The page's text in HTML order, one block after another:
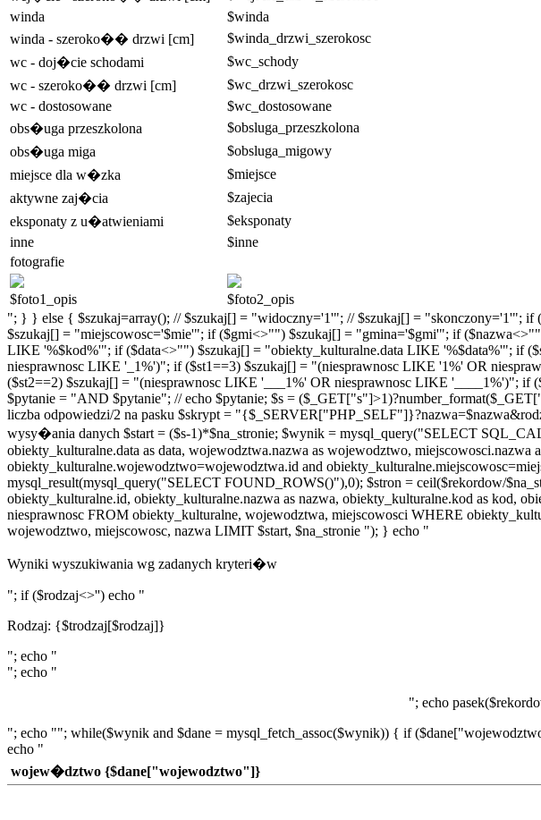
winda
$winda
winda - szeroko�� drzwi [cm]
$winda_drzwi_szerokosc
wc - doj�cie schodami
$wc_schody
wc - szeroko�� drzwi [cm]
$wc_drzwi_szerokosc
wc - dostosowane
$wc_dostosowane
obs�uga przeszkolona
$obsluga_przeszkolona
obs�uga miga
$obsluga_migowy
miejsce dla w�zka
$miejsce
aktywne zaj�cia
$zajecia
eksponaty z u�atwieniami
$eksponaty
inne
$inne
fotografie
$foto1_opis
$foto2_opis
"; } } else { $szukaj=array(); // $szukaj[] = "widoczny='1'"; // $szukaj[] =
$szukaj[] = "miejscowosc='$mie'"; if ($gmi<>"") $szukaj[] = "gmina='$gmi'"; if
LIKE '%$kod%'"; if ($data<>"") $szukaj[] = "obiekty_kulturalne.data LIKE '%$data%'"; if
niesprawnosc LIKE '_1%')"; if ($st1==3) $szukaj[] = "(niesprawnosc LIKE '1%' OR
($st2==2) $szukaj[] = "(niesprawnosc LIKE '___1%' OR niesprawnosc LIKE '____1%')";
$pytanie = "AND $pytanie"; // echo $pytanie; $s =
liczba odpowiedzi/2 na pasku $skrypt =
wysy�ania danych $start = ($s-1)*$na_stronie; $wynik = mysql_query("SELECT
obiekty_kulturalne.data as data, wojewodztwa.nazwa as wojewodztwo,
obiekty_kulturalne.wojewodztwo=wojewodztwa.id and
mysql_result(mysql_query("SELECT FOUND_ROWS()"),0); $stron = ceil($rekordow/
obiekty_kulturalne.id, obiekty_kulturalne.nazwa as nazwa, obiekty_kulturalne.kod as kod,
niesprawnosc FROM obiekty_kulturalne, wojewodztwa, miejscowosci WHERE
wojewodztwo, miejscowosc, nazwa LIMIT $start, $na_stronie "); } echo "
Wyniki wyszukiwania wg zadanych kryteri�w
"; if ($rodzaj<>'') echo "
Rodzaj: {$trodzaj[$rodzaj]}
"; echo "
"; echo "
"; echo
"; echo ""; while($wynik and $dane = mysql_fetch_assoc($wynik)) { if
echo "
wojew�dztwo {$dane["wojewodztwo"]}